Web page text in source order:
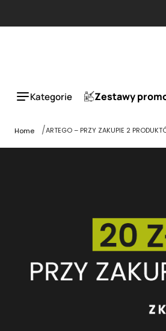
Kategorie Zestawy
Home ARTEGO – PRZY ZAKUPIE 2